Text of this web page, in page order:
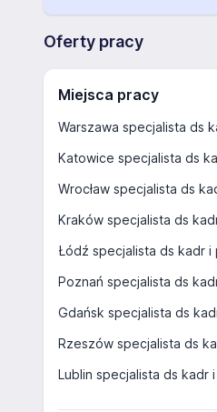
Oferty pracy
Miejsca pracy
Warszawa specjalista ds
Katowice specjalista ds
Wrocław specjalista ds
Kraków specjalista ds
Łódź specjalista ds kadr i
Poznań specjalista ds
Gdańsk specjalista ds
Rzeszów specjalista ds
Lublin specjalista ds kadr